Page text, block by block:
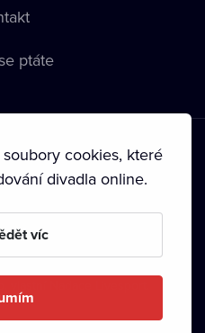
ptáte
soukromí • Zásady používání
práva•
cookies, které
divadla online.
víc